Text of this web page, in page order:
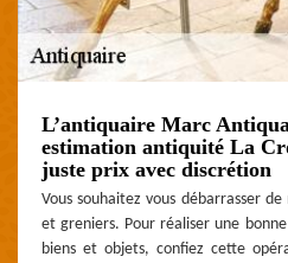
L’antiquaire Marc
estimation antiquité La
juste prix avec discrétion
Vous souhaitez vous débarrasser
et greniers. Pour réaliser une
biens et objets, confiez cette